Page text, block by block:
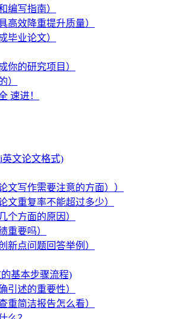
编写指南）
高效降重提升质量）
毕业论文）
你的研究项目）
）
速进！
英文论文格式)
文写作需要注意的方面））
文重复率不能超过多少）
个方面的原因）
重要吗）
新点问题回答举例）
基本步骤流程)
引述的重要性）
重简洁报告怎么看）